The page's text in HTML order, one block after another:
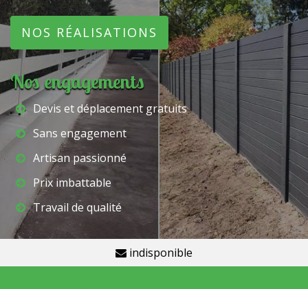
NOS RÉALISATIONS
Nos engagements
Devis et déplacement gratuits
Sans engagement
Artisan passionné
Prix imbattable
Travail de qualité
indisponible